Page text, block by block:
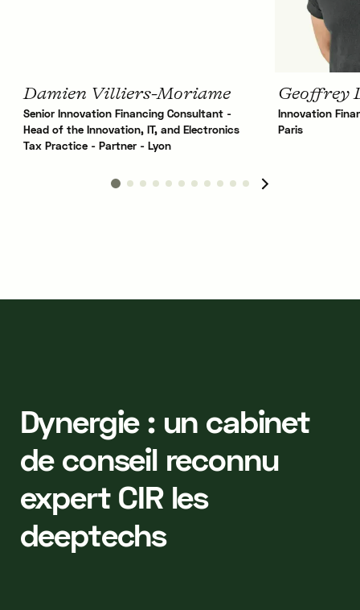
Damien Villiers-Moriame
Senior Innovation Financing Consultant -
Head of the Innovation, IT, and Electronics
Tax Practice - Partner - Lyon
Geoffrey
Innovation
Paris
Dynergie : un cabinet
de conseil reconnu
expert CIR les
deeptechs